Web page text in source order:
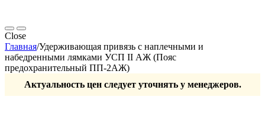
Close
Главная/Удерживающая привязь с наплечными и
набедренными лямками УСП II АЖ (Пояс
предохранительный ПП-2АЖ)
Актуальность цен следует уточнять у менеджеров.